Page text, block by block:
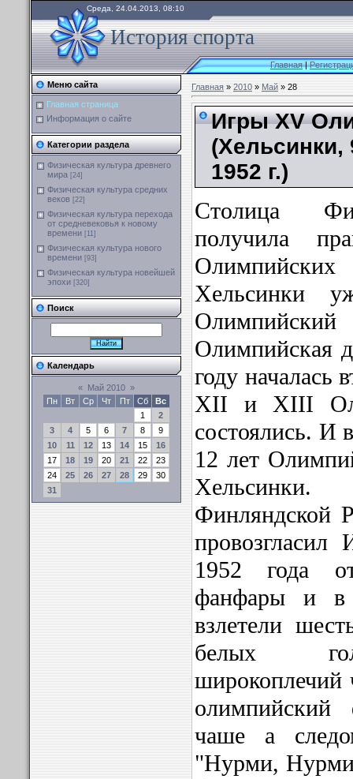
Среда, 24.04.2013, 08:10
История спорта
Главная|
Меню сайта
Главная страница
Информация о сайте
Категории раздела
Физическая культура древнего
мира [24]
Физическая культура средних
веков [22]
Физическая культура перехода
от средневековья к новому
времени [11]
Физическая культура нового
времени [93]
Физическая культура новейшей
эпохи [320]
Поиск
Календарь
« Май 2010 »
Пн
Вт Ср Чт Пт Сб
Вс
1
2
3
4 5 6 7 8
9
10
11 12 13 14 15
16
17
18 19 20 21 22
23
24
25 26 27 28 29
30
31
Главная»2010»Май» 28
Игры XV
1952 г.)
Столица
получила
Хельсинки
Олимпийская
году началась
XII и XIII
состоялись. И
12 лет
Хельсинки.
Финляндской
1952 года
фанфары и в
взлетели
белых
широкоплечий
олимпийский
чаше а
"Нурми,